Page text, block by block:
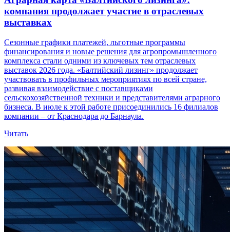
компания продолжает участие в отраслевых
выставках
Сезонные графики платежей, льготные программы
финансирования и новые решения для агропромышленного
комплекса стали одними из ключевых тем отраслевых
выставок 2026 года. «Балтийский лизинг» продолжает
участвовать в профильных мероприятиях по всей стране,
развивая взаимодействие с поставщиками
сельскохозяйственной техники и представителями аграрного
бизнеса. В июле к этой работе присоединились 16 филиалов
компании – от Краснодара до Барнаула.
Читать